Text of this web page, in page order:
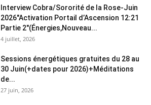
Interview Cobra/Sororité de la Rose-Juin
2026″Activation Portail d’Ascension 12:21
Partie 2″(Énergies,Nouveau...
4 juillet, 2026
Sessions énergétiques gratuites du 28 au
30 Juin(+dates pour 2026)+Méditations
de...
27 juin, 2026